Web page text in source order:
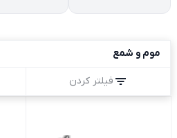
موم و شمع
فیلتر کردن